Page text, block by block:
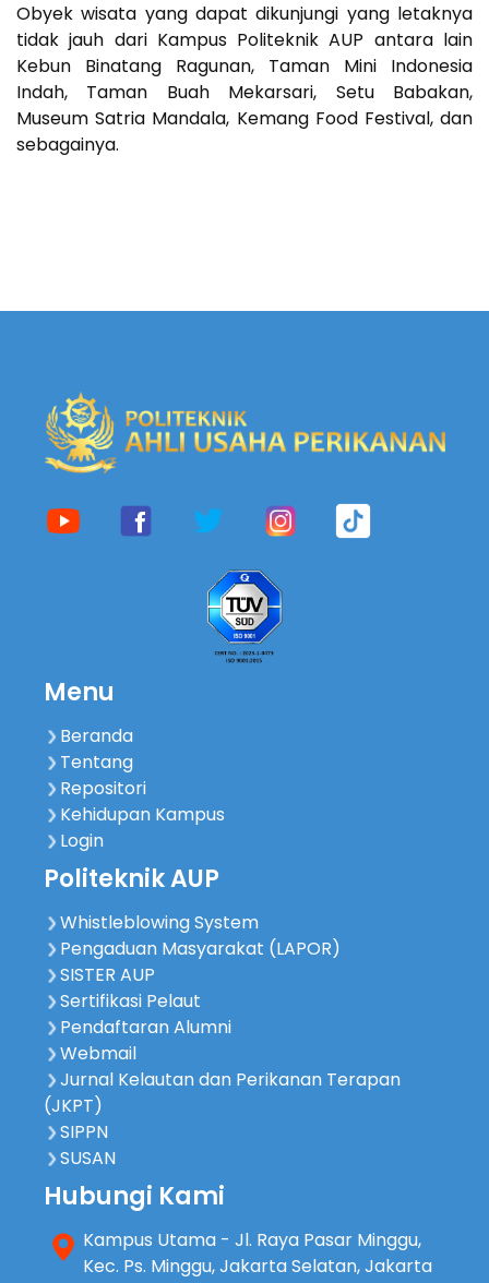
Obyek wisata yang dapat dikunjungi yang letaknya
tidak jauh dari Kampus Politeknik AUP antara lain
Kebun Binatang Ragunan, Taman Mini Indonesia
Indah, Taman Buah Mekarsari, Setu Babakan,
Museum Satria Mandala, Kemang Food Festival, dan
sebagainya.
Menu
Beranda
Tentang
Repositori
Kehidupan Kampus
Login
Politeknik AUP
Whistleblowing System
Pengaduan Masyarakat (LAPOR)
SISTER AUP
Sertifikasi Pelaut
Pendaftaran Alumni
Webmail
Jurnal Kelautan dan Perikanan Terapan
(JKPT)
SIPPN
SUSAN
Hubungi Kami
Kampus Utama - Jl. Raya Pasar Minggu,
Kec. Ps. Minggu, Jakarta Selatan, Jakarta